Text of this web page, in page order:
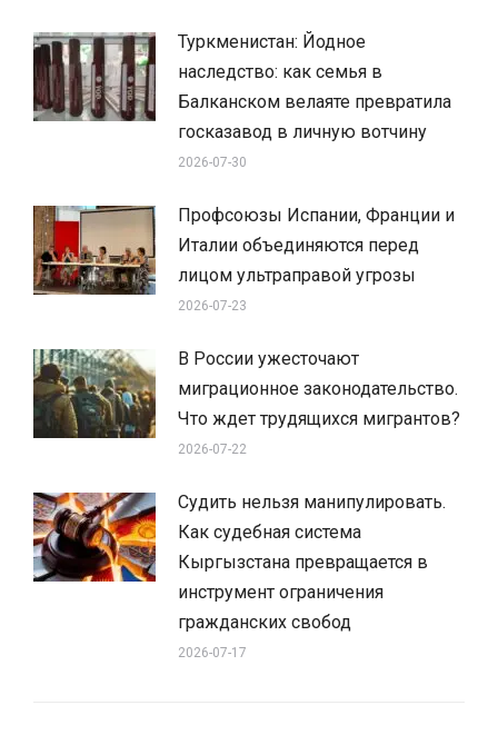
Туркменистан: Йодное
наследство: как семья в
Балканском велаяте превратила
госказавод в личную вотчину
2026-07-30
Профсоюзы Испании, Франции и
Италии объединяются перед
лицом ультраправой угрозы
2026-07-23
В России ужесточают
миграционное законодательство.
Что ждет трудящихся мигрантов?
2026-07-22
Судить нельзя манипулировать.
Как судебная система
Кыргызстана превращается в
инструмент ограничения
гражданских свобод
2026-07-17